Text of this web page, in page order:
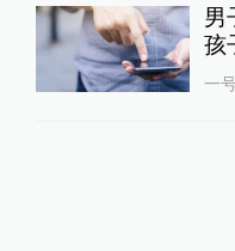
男
孩
一